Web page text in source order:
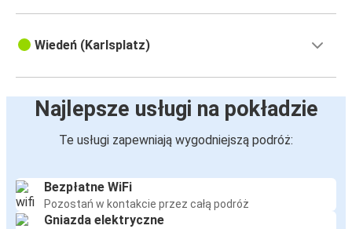
Wiedeń (Karlsplatz)
Najlepsze usługi na pokładzie
Te usługi zapewniają wygodniejszą podróż:
Bezpłatne WiFi
Pozostań w kontakcie przez całą podróż
Gniazda elektryczne